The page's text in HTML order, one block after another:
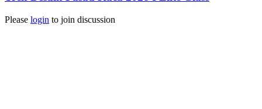
Please login to join discussion